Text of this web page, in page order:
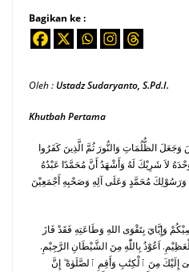
Bagikan ke :
Oleh : Ustadz Sudaryanto, S.Pd.I.
Khutbah Pertama
الظُّلُمَاتِ وَالنُّورَ ثُمَّ الَّذِينَ كَفَرُوا
وَحْدَهُ لاَ شَرِيْكَ لَهُ وَأَشْهَدُ أَنَّ مُحَمَّدًا عَبْدُهُ
مُحَمَّدٍ وَعَلَى آلِهِ وَصَحْبِهِ أَجْمَعِيْنَ
وَإِيَّايَ بِتَقْوَى اللهِ وَطَاعَتِهِ فَقَدْ فَازَ
اَعُوْذُ بِاللّٰهِ مِنَ الشَّيْطَانِ الرَّجِيْمِ.
إِلَيْكَ مِنَ ٱلْكِتَٰبِ وَأَقِمِ ٱلصَّلَوٰةَ ۖ إِنَّ